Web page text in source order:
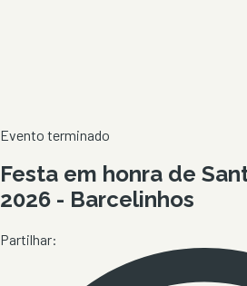
Evento terminado
Festa em honra de
2026 - Barcelinhos
Partilhar: